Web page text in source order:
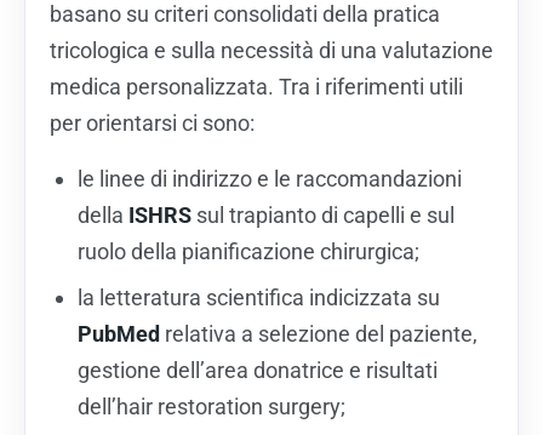
basano su criteri consolidati della pratica
tricologica e sulla necessità di una valutazione
medica personalizzata. Tra i riferimenti utili
per orientarsi ci sono:
le linee di indirizzo e le raccomandazioni
della ISHRS sul trapianto di capelli e sul
ruolo della pianificazione chirurgica;
la letteratura scientifica indicizzata su
PubMed relativa a selezione del paziente,
gestione dell’area donatrice e risultati
dell’hair restoration surgery;